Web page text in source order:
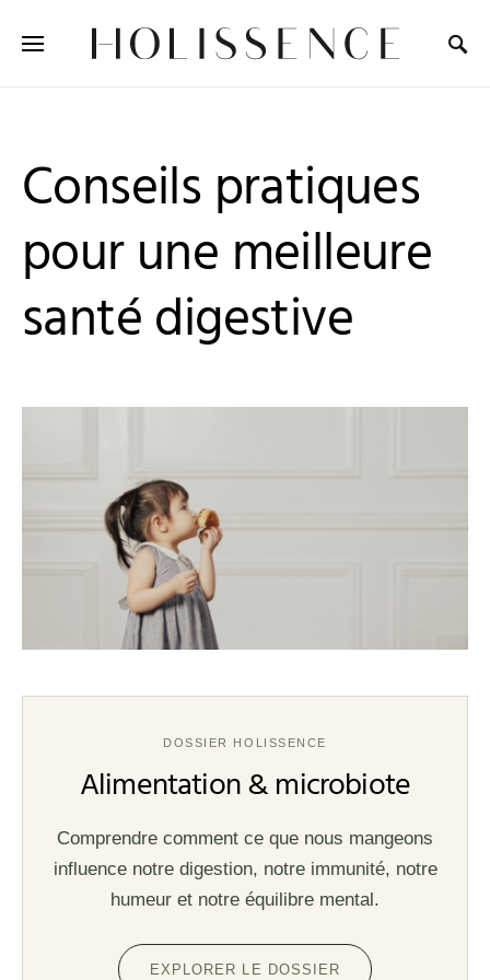
Conseils pratiques
pour une meilleure
santé digestive
DOSSIER HOLISSENCE
Alimentation & microbiote
Comprendre comment ce que nous mangeons
influence notre digestion, notre immunité, notre
humeur et notre équilibre mental.
EXPLORER LE DOSSIER